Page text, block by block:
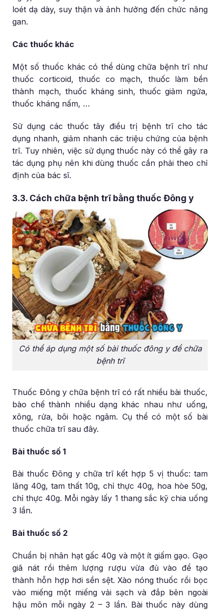
loét dạ dày, suy thận và ảnh hưởng đến chức năng
gan.
Các thuốc khác
Một số thuốc khác có thể dùng chữa bệnh trĩ như
thuốc corticoid, thuốc co mạch, thuốc làm bền
thành mạch, thuốc kháng sinh, thuốc giảm ngứa,
thuốc kháng nấm, …
Sử dụng các thuốc tây điều trị bệnh trĩ cho tác
dụng nhanh, giảm nhanh các triệu chứng của bệnh
trĩ. Tuy nhiên, việc sử dụng thuốc này có thể gây ra
tác dụng phụ nên khi dùng thuốc cần phải theo chỉ
định của bác sĩ.
3.3. Cách chữa bệnh trĩ bằng thuốc Đông y
Có thể áp dụng một số bài thuốc đông y để chữa
bệnh trĩ
Thuốc Đông y chữa bệnh trĩ có rất nhiều bài thuốc,
bào chế thành nhiều dạng khác nhau như uống,
xông, rửa, bôi hoặc ngâm. Cụ thể có một số bài
thuốc chữa trĩ sau đây.
Bài thuốc số 1
Bài thuốc Đông y chữa trĩ kết hợp 5 vị thuốc: tam
lăng 40g, tam thất 10g, chỉ thực 40g, hoa hòe 50g,
chỉ thực 40g. Mỗi ngày lấy 1 thang sắc kỹ chia uống
3 lần.
Bài thuốc số 2
Chuẩn bị nhân hạt gấc 40g và một ít giấm gạo. Gạo
giã nát rồi thêm lượng rượu vừa đủ vào để tạo
thành hỗn hợp hơi sền sệt. Xào nóng thuốc rồi bọc
vào miếng một miếng vải sạch và đắp bên ngoài
hậu môn mỗi ngày 2 – 3 lần. Bài thuốc này dùng